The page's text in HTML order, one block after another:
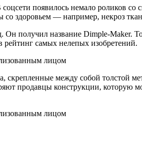
появилось немало роликов
здоровьем — например, некроз
Он получил название Dimple-
рейтинг самых нелепых изобретений.
скрепленные между собой толстой
продавцы конструкции, которую